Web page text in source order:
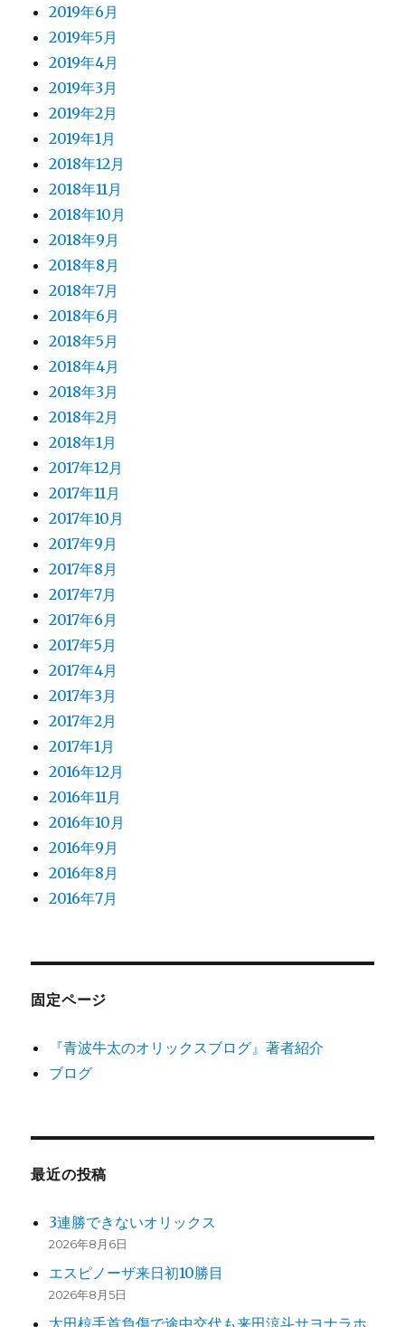
2019年6月
2019年5月
2019年4月
2019年3月
2019年2月
2019年1月
2018年12月
2018年11月
2018年10月
2018年9月
2018年8月
2018年7月
2018年6月
2018年5月
2018年4月
2018年3月
2018年2月
2018年1月
2017年12月
2017年11月
2017年10月
2017年9月
2017年8月
2017年7月
2017年6月
2017年5月
2017年4月
2017年3月
2017年2月
2017年1月
2016年12月
2016年11月
2016年10月
2016年9月
2016年8月
2016年7月
固定ページ
『青波牛太のオリックスブログ』著者紹介
ブログ
最近の投稿
3連勝できないオリックス
2026年8月6日
エスピノーザ来日初10勝目
2026年8月5日